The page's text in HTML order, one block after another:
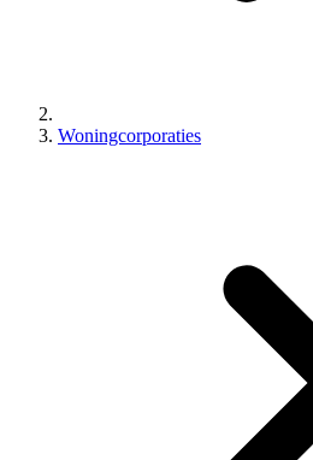
Woningcorporaties